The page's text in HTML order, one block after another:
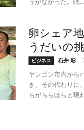
卵シェア
うだいの
ビジネス 石井 彩 -
ヤンゴン市内から
き、その代わりに
ちがちらほらと現